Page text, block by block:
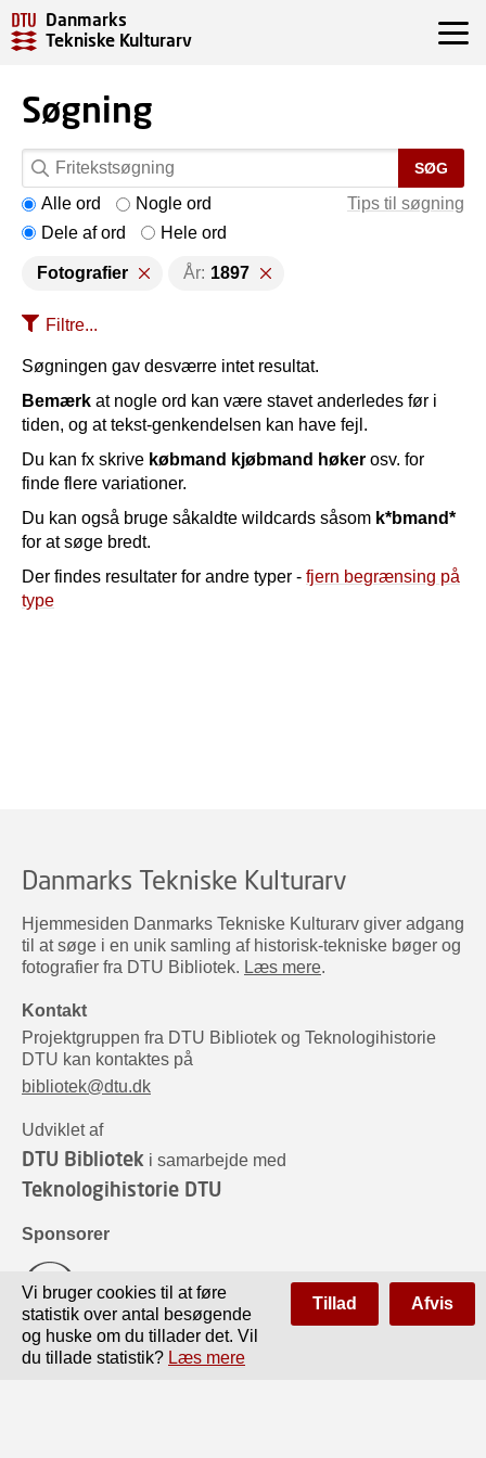
Danmarks
Tekniske Kulturarv
Søgning
SØG
Tips til søgning
Alle ord
Nogle ord
Dele af ord
Hele ord
Fotografier År: 1897
Filtre...
Søgningen gav desværre intet resultat.
Bemærk at nogle ord kan være stavet anderledes før i
tiden, og at tekst-genkendelsen kan have fejl.
Du kan fx skrive købmand kjøbmand høker osv. for
finde flere variationer.
Du kan også bruge såkaldte wildcards såsom k*bmand*
for at søge bredt.
Der findes resultater for andre typer - fjern begrænsing på
type
Danmarks Tekniske Kulturarv
Hjemmesiden Danmarks Tekniske Kulturarv giver adgang
til at søge i en unik samling af historisk-tekniske bøger og
fotografier fra DTU Bibliotek. Læs mere.
Kontakt
Projektgruppen fra DTU Bibliotek og Teknologihistorie
DTU kan kontaktes på
bibliotek@dtu.dk
Udviklet af
DTU Bibliotek i samarbejde med
Teknologihistorie DTU
Sponsorer
Vi bruger cookies til at føre
statistik over antal besøgende
og huske om du tillader det. Vil
du tillade statistik? Læs mere
Tillad Afvis